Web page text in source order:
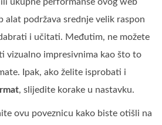
alat podržava srednje velik raspon
i učitati. Međutim, ne možete
vizualno impresivnima kao što to
Ipak, ako želite isprobati i
, slijedite korake u nastavku.
ovu poveznicu kako biste otišli na